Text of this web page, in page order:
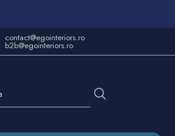
contact@egointeriors.ro
b2b@egointeriors.ro